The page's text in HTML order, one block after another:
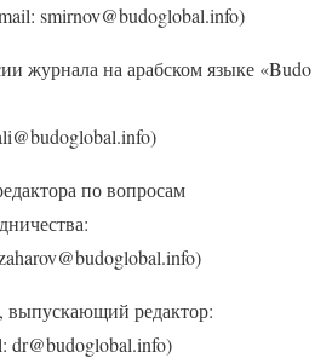
smirnov@budoglobal.info)
журнала на арабском языке «Budo
по вопросам
выпускающий редактор:
dr@budoglobal.info)